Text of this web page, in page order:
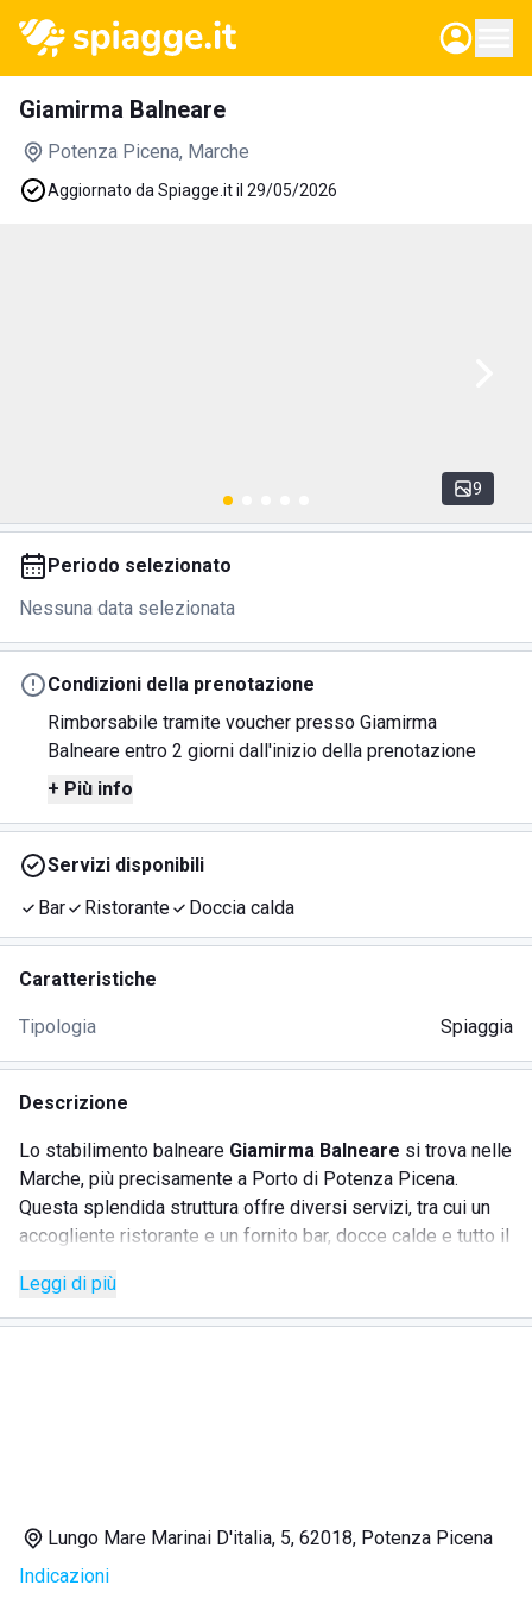
Giamirma Balneare
Potenza Picena, Marche
Aggiornato da Spiagge.it il 29/05/2026
9
Periodo selezionato
Nessuna data selezionata
Condizioni della prenotazione
Rimborsabile tramite voucher presso Giamirma
Balneare entro 2 giorni dall'inizio della prenotazione
+ Più info
Servizi disponibili
Bar
Ristorante Doccia calda
Caratteristiche
Tipologia Spiaggia
Descrizione
Lo stabilimento balneare Giamirma Balneare si trova nelle
Marche, più precisamente a Porto di Potenza Picena.
Questa splendida struttura offre diversi servizi, tra cui un
accogliente ristorante e un fornito bar, docce calde e tutto il
aperto sia a pranzo che a cena, propone menù interessanti
e accessibili, mentre il bar è sempre pronto a servire
Docce calde
Leggi di più
Lungo Mare Marinai D'italia, 5, 62018, Potenza Picena
Indicazioni